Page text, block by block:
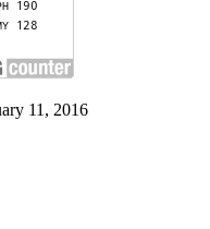
11, 2016